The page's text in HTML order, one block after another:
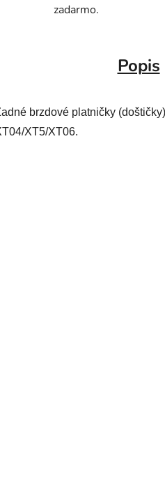
zadarmo.
Popis
brzdové platničky
XT5/XT06.